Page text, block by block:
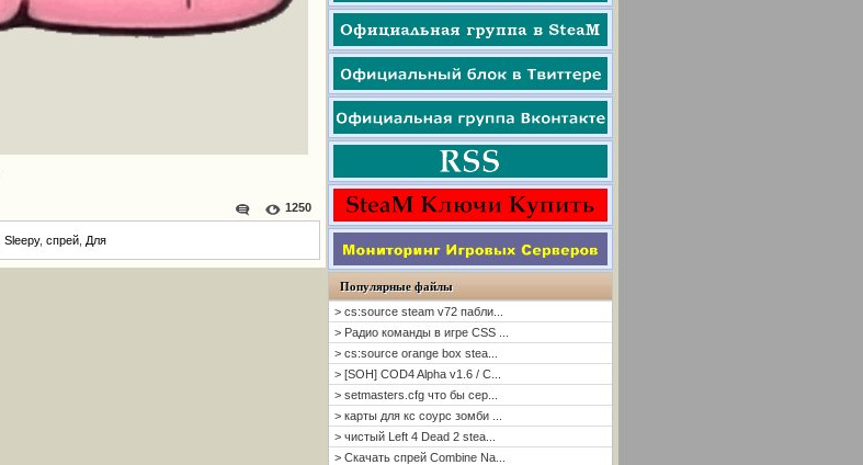
1250
Sleepy, спрей, Для
Популярные файлы
> cs:source steam v72 пабли...
> Радио команды в игре CSS ...
> cs:source orange box stea...
> [SOH] COD4 Alpha v1.6 / C...
> setmasters.cfg что бы сер...
> карты для кс соурс зомби ...
> чистый Left 4 Dead 2 stea...
> Скачать спрей Combine Na...